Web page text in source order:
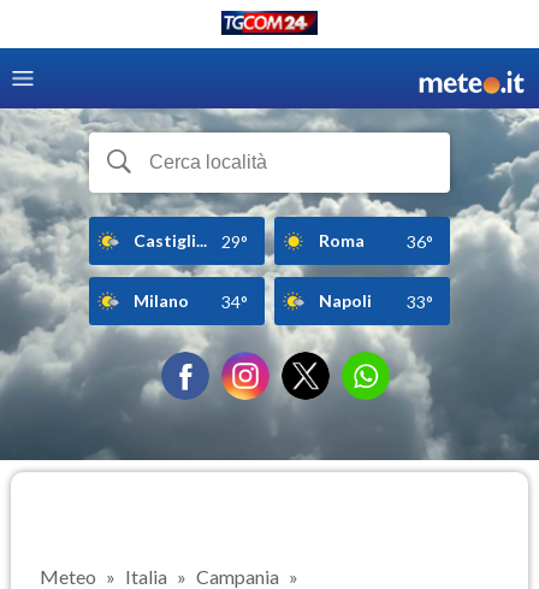
Castigli... 29° Roma 36°
Milano 34° Napoli 33°
Meteo Italia
Campania